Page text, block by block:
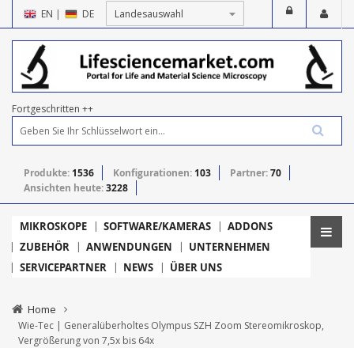
EN | DE
Fortgeschritten ++
Produkte: 1536 Konfigurationen: 103 Partner:70
Ansichten heute:3228
MIKROSKOPE SOFTWARE/KAMERAS
ADDONS
ZUBEHÖR
ANWENDUNGEN
UNTERNEHMEN
SERVICEPARTNER
NEWS ÜBER UNS
Home
Wie-Tec | Generalüberholtes Olympus SZH Zoom Stereomikroskop,
Vergrößerung von 7,5x bis 64x